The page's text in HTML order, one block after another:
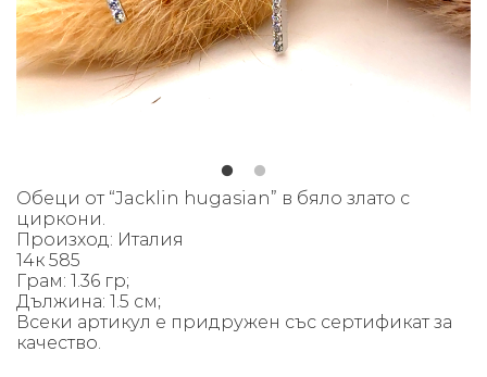
Обеци от “Jacklin hugasian” в бяло злато с
циркони.
Произход: Италия
14к 585
Грам: 1.36 гр;
Дължина: 1.5 см;
Всеки артикул е придружен със сертификат за
качество.